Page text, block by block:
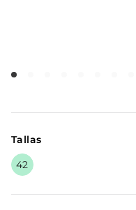
Tallas
42